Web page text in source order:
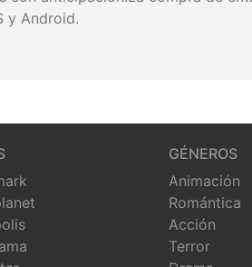
y Android.
GÉNEROS
Animación
Romántica
Acción
Terror